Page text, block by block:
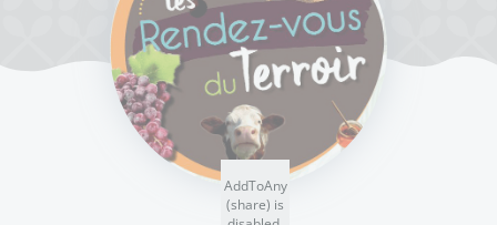
AddToAny
(share) is